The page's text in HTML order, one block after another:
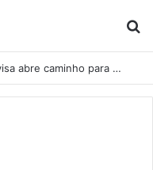
Após Mercado Livre e Assaí, Anvisa abre caminho para venda de medicamentos pela Shopee